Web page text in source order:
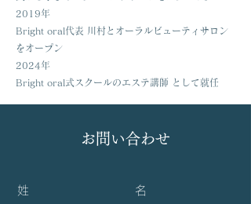
2019年
Bright oral代表 川村とオーラルビューティサロン
をオープン
2024年
Bright oral式スクールのエステ講師 として就任
お問い合わせ